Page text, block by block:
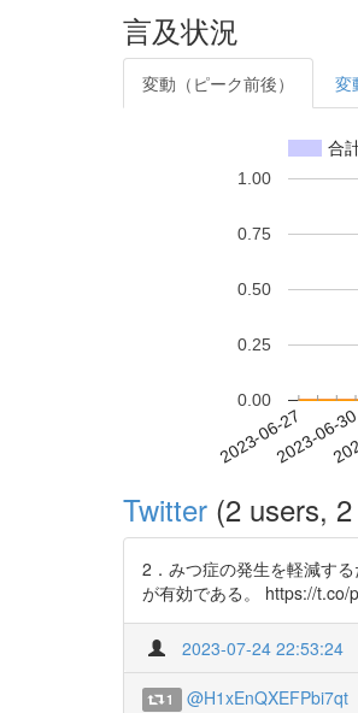
言及状況
変動（ピーク前後） 変
合
2023-06-272023-06-
0.00
0.25
0.50
0.75
1.00
Twitter (2 users,
2．みつ症の発生を軽減す
が有効である。 https://t.co/
2023-07-24 22:53:24
1 @H1xEnQXEFPbi7qt